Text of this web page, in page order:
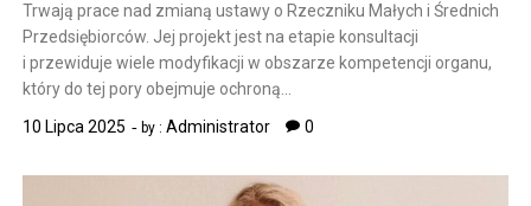
Trwają prace nad zmianą ustawy o Rzeczniku Małych i Średnich
Przedsiębiorców. Jej projekt jest na etapie konsultacji
i przewiduje wiele modyfikacji w obszarze kompetencji organu,
który do tej pory obejmuje ochroną…
10 Lipca 2025
by :Administrator 0